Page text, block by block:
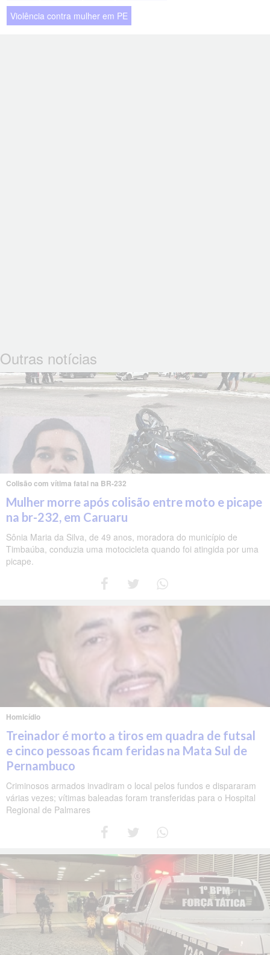
Violência contra mulher em PE
Outras notícias
Colisão com vítima fatal na BR-232
Mulher morre após colisão entre moto e picape
na br-232, em Caruaru
Sônia Maria da Silva, de 49 anos, moradora do município de
Timbaúba, conduzia uma motocicleta quando foi atingida por uma
picape.
Homicídio
Treinador é morto a tiros em quadra de futsal
e cinco pessoas ficam feridas na Mata Sul de
Pernambuco
Criminosos armados invadiram o local pelos fundos e dispararam
várias vezes; vítimas baleadas foram transferidas para o Hospital
Regional de Palmares